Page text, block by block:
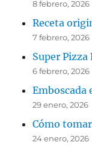
8 febrero, 2026
Receta
7 febrero, 2026
Super Pizza
6 febrero, 2026
Emboscada
29 enero, 2026
Cómo
24 enero, 2026